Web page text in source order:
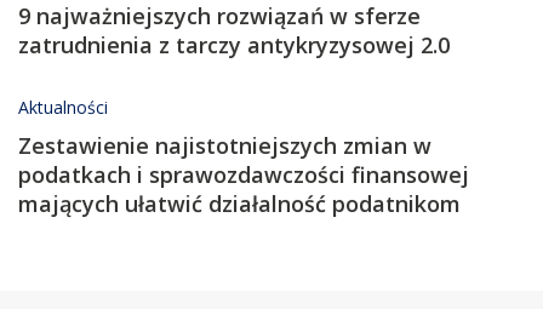
9 najważniejszych rozwiązań w sferze
zatrudnienia z tarczy antykryzysowej 2.0
Aktualności
Zestawienie najistotniejszych zmian w
podatkach i sprawozdawczości finansowej
mających ułatwić działalność podatnikom